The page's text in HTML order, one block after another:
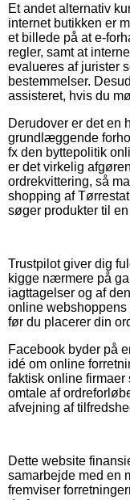
Et andet alternativ
internet butikken er
et billede på at e-
regler, samt at
evalueres af jurister
bestemmelser.
assisteret, hvis du
Derudover er det en
grundlæggende
fx den byttepolitik
er det virkelig
ordrekvittering, så
shopping af
søger produkter til
Trustpilot giver dig
kigge nærmere på
iagttagelser og af
online
før du placerer din
Facebook byder på
idé om online
faktisk online firmaer
omtale af
afvejning af
Dette website
samarbejde med en
fremviser